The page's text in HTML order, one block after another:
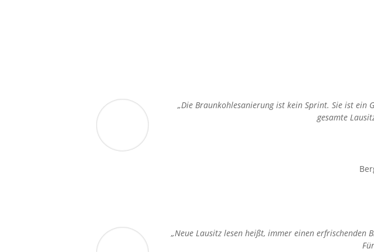
„Die Braunkohlesanierung ist kein Sprint. Sie ist
gesamte
„Neue Lausitz lesen heißt, immer einen erfrischenden